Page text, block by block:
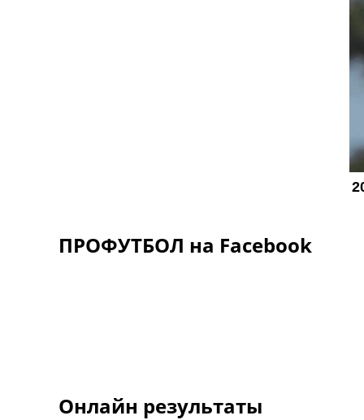
ПРОФУТБОЛ на Facebook
Онлайн результаты